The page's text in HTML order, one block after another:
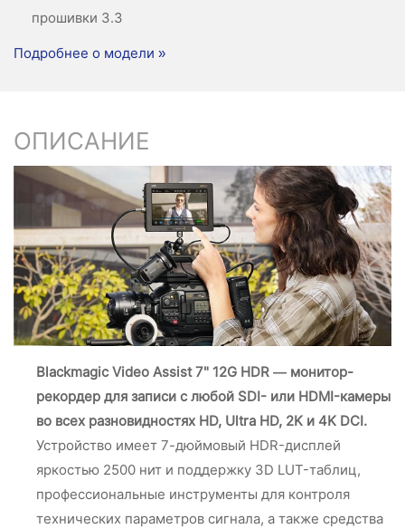
прошивки 3.3
Подробнее о модели »
ОПИСАНИЕ
Blackmagic Video Assist 7" 12G HDR — монитор-
рекордер для записи с любой SDI- или HDMI-камеры
во всех разновидностях HD, Ultra HD, 2K и 4K DCI.
Устройство имеет 7-дюймовый HDR-дисплей
яркостью 2500 нит и поддержку 3D LUT-таблиц,
профессиональные инструменты для контроля
технических параметров сигнала, а также средства